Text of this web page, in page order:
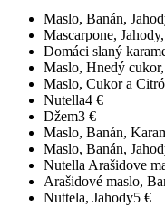
Maslo, Banán,
Mascarpone,
Domáci slaný
Maslo, Hnedý
Maslo, Cukor a
Nutella4 €
Džem3 €
Maslo, Banán,
Maslo, Banán,
Nutella Arašidove
Arašidové maslo,
Nuttela, Jahody5 €